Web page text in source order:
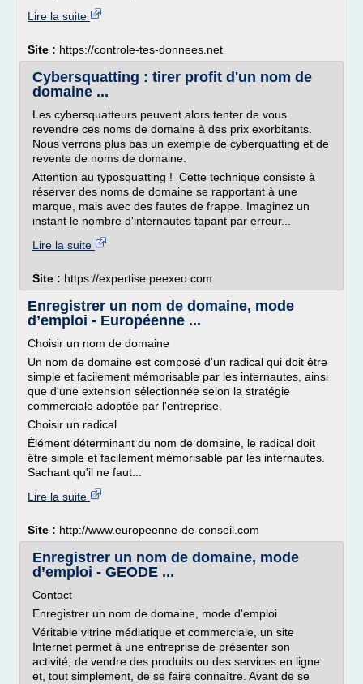
Lire la suite
Site : https://controle-tes-donnees.net
Cybersquatting : tirer profit d'un nom de
domaine ...
Les cybersquatteurs peuvent alors tenter de vous
revendre ces noms de domaine à des prix exorbitants.
Nous verrons plus bas un exemple de cyberquatting et de
revente de noms de domaine.
Attention au typosquatting ! Cette technique consiste à
réserver des noms de domaine se rapportant à une
marque, mais avec des fautes de frappe. Imaginez un
instant le nombre d'internautes tapant par erreur...
Lire la suite
Site : https://expertise.peexeo.com
Enregistrer un nom de domaine, mode
d’emploi - Européenne ...
Choisir un nom de domaine
Un nom de domaine est composé d'un radical qui doit être
simple et facilement mémorisable par les internautes, ainsi
que d'une extension sélectionnée selon la stratégie
commerciale adoptée par l'entreprise.
Choisir un radical
Élément déterminant du nom de domaine, le radical doit
être simple et facilement mémorisable par les internautes.
Sachant qu'il ne faut...
Lire la suite
Site : http://www.europeenne-de-conseil.com
Enregistrer un nom de domaine, mode
d’emploi - GEODE ...
Contact
Enregistrer un nom de domaine, mode d'emploi
Véritable vitrine médiatique et commerciale, un site
Internet permet à une entreprise de présenter son
activité, de vendre des produits ou des services en ligne
et, tout simplement, de se faire connaître. Avant de se